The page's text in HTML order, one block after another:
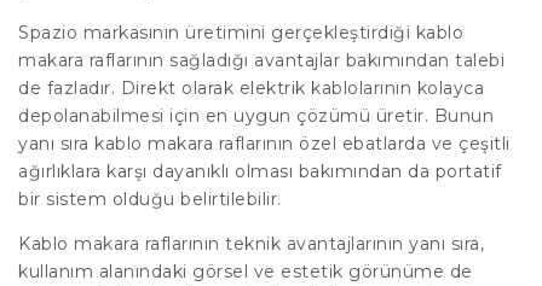
Spazio markasının üretimini gerçekleştirdiği kablo
makara raflarının sağladığı avantajlar bakımından talebi
de fazladır. Direkt olarak elektrik kablolarının kolayca
depolanabilmesi için en uygun çözümü üretir. Bunun
yanı sıra kablo makara raflarının özel ebatlarda ve çeşitli
ağırlıklara karşı dayanıklı olması bakımından da portatif
bir sistem olduğu belirtilebilir.
Kablo makara raflarının teknik avantajlarının yanı sıra,
kullanım alanındaki görsel ve estetik görünüme de